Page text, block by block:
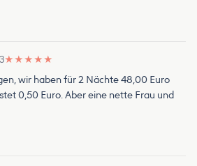
★ ★ ★ ★ ★
wir haben für 2 Nächte 48,00 Euro
0,50 Euro. Aber eine nette Frau und